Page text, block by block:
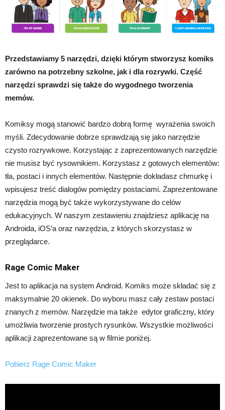
Przedstawiamy 5 narzędzi, dzięki którym stworzysz komiks
zarówno na potrzebny szkolne, jak i dla rozrywki. Część
narzędzi sprawdzi się także do wygodnego tworzenia
memów.
Komiksy mogą stanowić bardzo dobrą formę wyrażenia swoich
myśli. Zdecydowanie dobrze sprawdzają się jako narzędzie
czysto rozrywkowe. Korzystając z zaprezentowanych narzędzie
nie musisz być rysownikiem. Korzystasz z gotowych elementów:
tła, postaci i innych elementów. Następnie dokładasz chmurkę i
wpisujesz treść dialogów pomiędzy postaciami. Zaprezentowane
narzędzia mogą być także wykorzystywane do celów
edukacyjnych. W naszym zestawieniu znajdziesz aplikację na
Androida, iOS’a oraz narzędzia, z których skorzystasz w
przeglądarce.
Rage Comic Maker
Jest to aplikacja na system Android. Komiks może składać się z
maksymalnie 20 okienek. Do wyboru masz cały zestaw postaci
znanych z memów. Narzędzie ma także edytor graficzny, który
umożliwia tworzenie prostych rysunków. Wszystkie możliwości
aplikacji zaprezentowane są w filmie poniżej.
Pobierz Rage Comic Maker